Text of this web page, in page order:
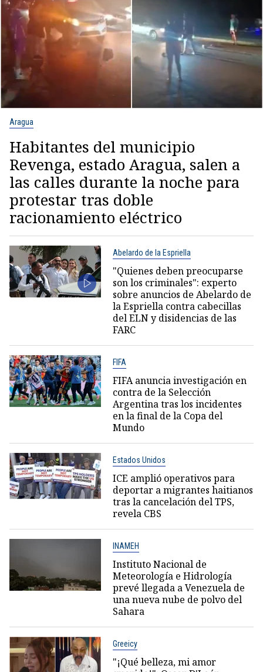
Aragua
Habitantes del municipio
Revenga, estado Aragua, salen a
las calles durante la noche para
protestar tras doble
racionamiento eléctrico
Abelardo de la Espriella
"Quienes deben preocuparse
son los criminales": experto
sobre anuncios de Abelardo de
la Espriella contra cabecillas
del ELN y disidencias de las
FARC
FIFA
FIFA anuncia investigación en
contra de la Selección
Argentina tras los incidentes
en la final de la Copa del
Mundo
Estados Unidos
ICE amplió operativos para
deportar a migrantes haitianos
tras la cancelación del TPS,
revela CBS
INAMEH
Instituto Nacional de
Meteorología e Hidrología
prevé llegada a Venezuela de
una nueva nube de polvo del
Sahara
Greeicy
"¡Qué belleza, mi amor